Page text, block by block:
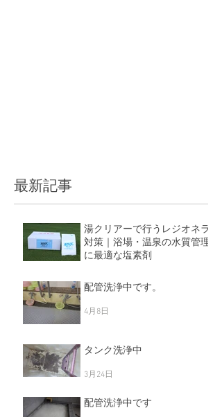
最新記事
湯クリアーで行うレジオネラ
対策｜浴場・温泉の水質管理
に最適な塩素剤
配管洗浄中です。
4月8日
タンク洗浄中
3月24日
配管洗浄中です